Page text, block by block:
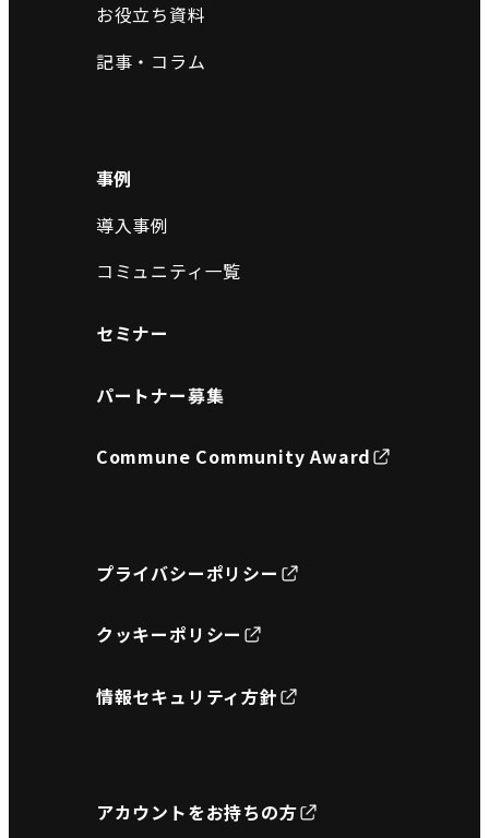
お役立ち資料
記事・コラム
事例
導入事例
コミュニティ一覧
セミナー
パートナー募集
Commune Community Award
プライバシーポリシー
クッキーポリシー
情報セキュリティ方針
アカウントをお持ちの方